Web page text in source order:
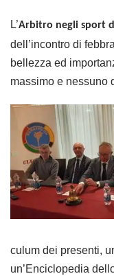
L’Arbitro negli sport
dell’incontro di
bellezza ed
massimo e nessuno
culum dei presenti,
un’Enciclopedia